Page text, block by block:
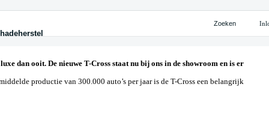
leasen
leasen
personenauto's
personenauto's
Zoeken
dan ooit. De nieuwe T-Cross staat nu bij ons in de showroom en is er
productie van 300.000 auto’s per jaar is de T-Cross een belangrijk